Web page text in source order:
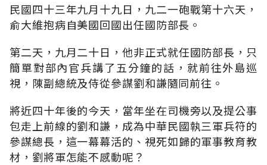
民國四十三年九月十九日，九二一砲戰第十六天，
俞大維抱病自美國回國出任國防部長。
第二天，九月二十日，他非正式就任國防部長，只
簡單對部內官兵講了五分鐘的話，就前往外島巡
視，陳副總統及侍從參謀劉和謙隨同前往。
將近四十年後的今天，當年坐在司機旁以及提公事
包走上前線的劉和謙，成為中華民國執三軍兵符的
參謀總長，這一幕幕活的、視死如歸的軍事教育教
材，劉將軍怎能不感動呢？